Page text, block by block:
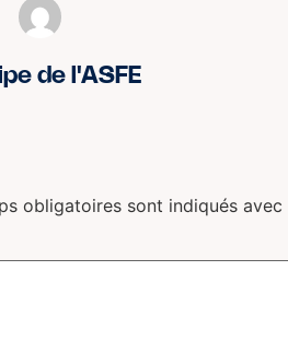
de l'ASFE
obligatoires sont indiqués avec